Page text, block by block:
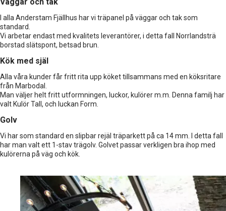
I alla Anderstam Fjällhus har vi träpanel på väggar och tak som
standard.
Vi arbetar endast med kvalitets leverantörer, i detta fall Norrlandsträ
borstad slätspont, betsad brun.
Kök med själ
Alla våra kunder får fritt rita upp köket tillsammans med en köksritare
från Marbodal.
Man väljer helt fritt utformningen, luckor, kulörer m.m. Denna familj har
valt Kulör Tall, och luckan Form.
Golv
Vi har som standard en slipbar rejäl träparkett på ca 14 mm. I detta fall
har man valt ett 1-stav trägolv. Golvet passar verkligen bra ihop med
kulörerna på väg och kök.